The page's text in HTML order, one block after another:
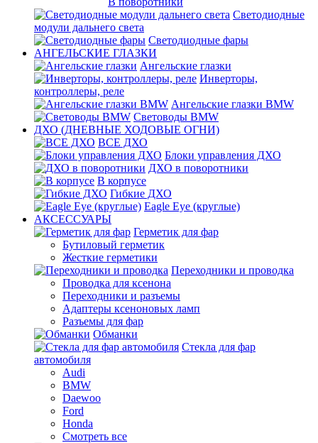
Светодиодные
модули дальнего света
Светодиодные фары
АНГЕЛЬСКИЕ ГЛАЗКИ
Ангельские глазки
Инверторы,
контроллеры, реле
Ангельские глазки BMW
Световоды BMW
ДХО (ДНЕВНЫЕ ХОДОВЫЕ ОГНИ)
ВСЕ ДХО
Блоки управления ДХО
ДХО в поворотники
В корпусе
Гибкие ДХО
Eagle Eye (круглые)
АКСЕССУАРЫ
Герметик для фар
Бутиловый герметик
Жесткие герметики
Переходники и проводка
Проводка для ксенона
Переходники и разъемы
Адаптеры ксеноновых ламп
Разъемы для фар
Обманки
Стекла для фар
автомобиля
Audi
BMW
Daewoo
Ford
Honda
Смотреть все